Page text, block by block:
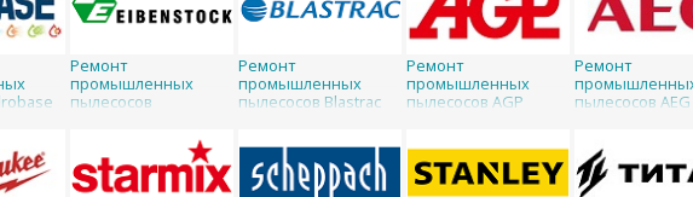
Ремонт
промышленных
пылесосов
Ремонт
промышленных
пылесосов Blastrac
Ремонт
промышленных
пылесосов AGP
Ремонт
пылесосов AEG